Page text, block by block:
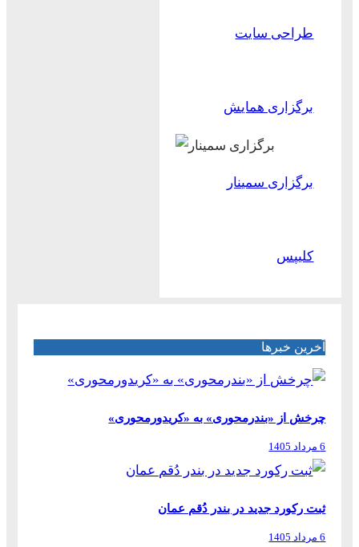
طراحی سایت
برگزاری همایش
برگزاری سمینار
کلیپس
آخرین خبرها
چرخش از «بندرمحوری» به «کریدورمحوری»
6 مرداد 1405
ثبت رکورد جدید در بندر دُقم عمان
6 مرداد 1405